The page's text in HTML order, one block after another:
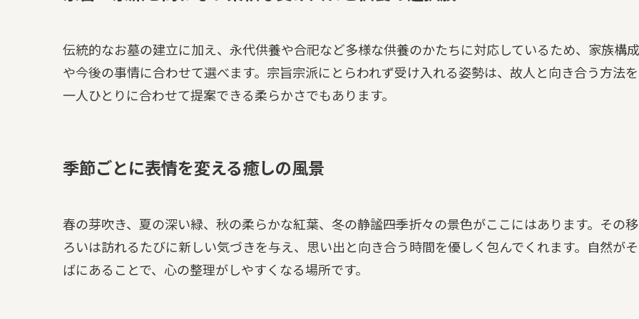
伝統的なお墓の建立に加え、永代供養や合祀など多様な供養のかたちに対応しているため、家族構成
や今後の事情に合わせて選べます。宗旨宗派にとらわれず受け入れる姿勢は、故人と向き合う方法を
一人ひとりに合わせて提案できる柔らかさでもあります。
季節ごとに表情を変える癒しの風景
春の芽吹き、夏の深い緑、秋の柔らかな紅葉、冬の静謐――四季折々の景色がここにはあります。その移
ろいは訪れるたびに新しい気づきを与え、思い出と向き合う時間を優しく包んでくれます。自然がそ
ばにあることで、心の整理がしやすくなる場所です。